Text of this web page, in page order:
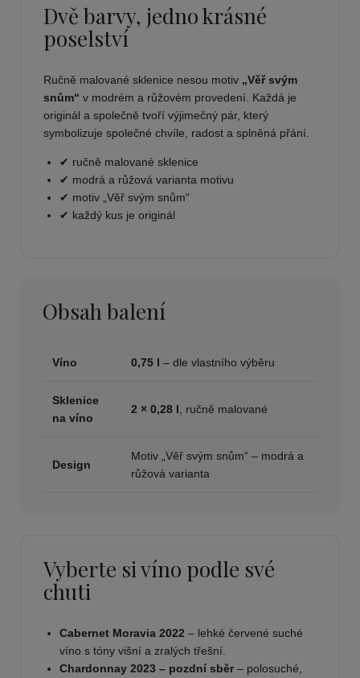
Dvě barvy, jedno krásné
poselství
Ručně malované sklenice nesou motiv „Věř svým
snům“ v modrém a růžovém provedení. Každá je
originál a společně tvoří výjimečný pár, který
symbolizuje společné chvíle, radost a splněná přání.
✔ ručně malované sklenice
✔ modrá a růžová varianta motivu
✔ motiv „Věř svým snům“
✔ každý kus je originál
Obsah balení
Víno 0,75 l – dle vlastního výběru
Sklenice
na víno
2 × 0,28 l , ručně malované
Design
Motiv „Věř svým snům“ – modrá a
růžová varianta
Vyberte si víno podle své
chuti
Cabernet Moravia 2022 – lehké červené suché
víno s tóny višní a zralých třešní.
Chardonnay 2023 – pozdní sběr– polosuché,